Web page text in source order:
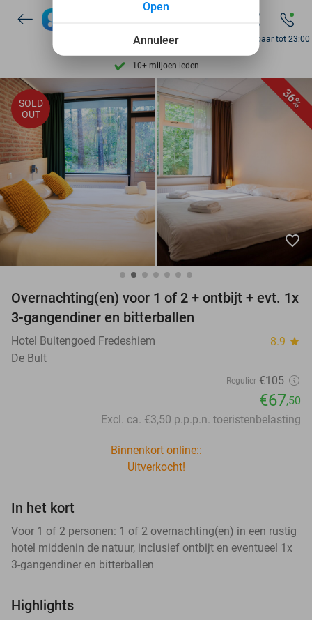
Ontdek 15.000+ deals
7 dagen per week beschikbaar
10+ miljoen leden
9,4 op basis van 206.043 reviews
Ontdek 15.000+ deals
7 dagen per week beschikbaar
10+ miljoen leden
Bereikbaar tot 23:00
36%
SOLD
OUT
favorite_border
Overnachting(en) voor 1 of 2 + ontbijt + evt. 1x
3-gangendiner en bitterballen
Hotel Buitengoed Fredeshiem 8.9 star
De Bult
Regulier €105
€67,50
Excl. ca. €3,50 p.p.p.n. toeristenbelasting
Binnenkort online::
Uitverkocht!
In het kort
Voor 1 of 2 personen: 1 of 2 overnachting(en) in een rustig
hotel middenin de natuur, inclusief ontbijt en eventueel 1x
3-gangendiner en bitterballen
Highlights
Annuleer
Open